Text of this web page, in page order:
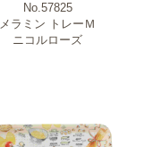
No.57825
メラミン トレーＭ
ニコルローズ